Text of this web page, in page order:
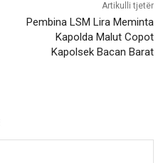
Artikulli tjetër
Pembina LSM Lira Meminta
Kapolda Malut Copot
Kapolsek Bacan Barat